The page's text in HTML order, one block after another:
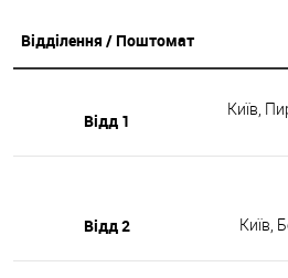
Відділення / Поштомат
Відд 1
Київ,
Відд 2 Київ,